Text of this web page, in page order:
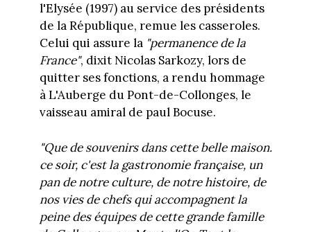
l'Elysée (1997) au service des présidents
de la République, remue les casseroles.
Celui qui assure la "permanence de la
France", dixit Nicolas Sarkozy, lors de
quitter ses fonctions, a rendu hommage
à L'Auberge du Pont-de-Collonges, le
vaisseau amiral de paul Bocuse.
"Que de souvenirs dans cette belle maison.
ce soir, c'est la gastronomie française, un
pan de notre culture, de notre histoire, de
nos vies de chefs qui accompagnent la
peine des équipes de cette grande famille